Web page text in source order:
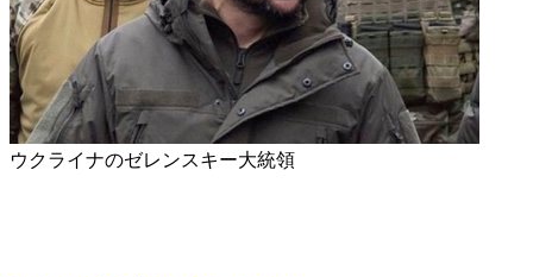
ウクライナのゼレンスキー大統領